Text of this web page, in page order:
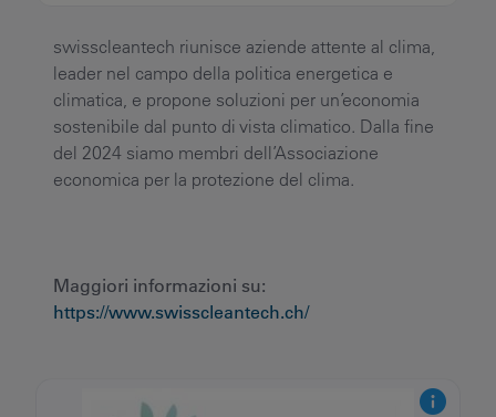
swisscleantech riunisce aziende attente al clima,
leader nel campo della politica energetica e
climatica, e propone soluzioni per un’economia
sostenibile dal punto di vista climatico. Dalla fine
del 2024 siamo membri dell’Associazione
economica per la protezione del clima.
Maggiori informazioni su:
https://www.swisscleantech.ch/